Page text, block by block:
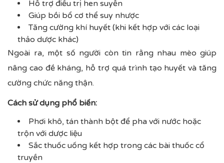
Hỗ trợ điều trị hen suyễn
Giúp bồi bổ cơ thể suy nhược
Tăng cường khí huyết (khi kết hợp với các loại
thảo dược khác)
Ngoài ra, một số người còn tin rằng nhau mèo giúp
nâng cao đề kháng, hỗ trợ quá trình tạo huyết và tăng
cường chức năng thận.
Cách sử dụng phổ biến:
Phơi khô, tán thành bột để pha với nước hoặc
trộn với dược liệu
Sắc thuốc uống kết hợp trong các bài thuốc cổ
truyền